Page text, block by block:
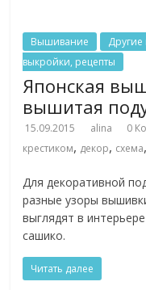
Вышивание
выкройки, рецепты
Японская
вышитая
15.09.2015 alina 0
крестиком, декор, схема,
Для декоративной
разные узоры
выглядят в
сашико.
Читать далее